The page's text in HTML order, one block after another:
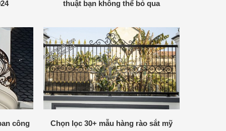
thuật bạn không thể bỏ qua
công
Chọn lọc 30+ mẫu hàng rào sắt mỹ